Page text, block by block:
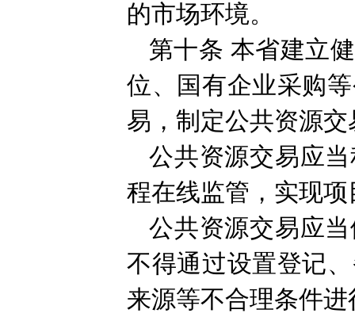
的市场环境。
第十条 本省建立
位、国有企业采购
易，制定公共资源
公共资源交易应
程在线监管，实现
公共资源交易应
不得通过设置登记
来源等不合理条件